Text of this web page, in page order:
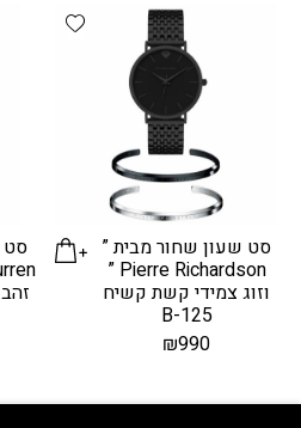
wishlist
סט שעון שחור מבית ”
Pierre Richardson ”
וזוג צמידי קשת קשיח
B-125
₪990
סט